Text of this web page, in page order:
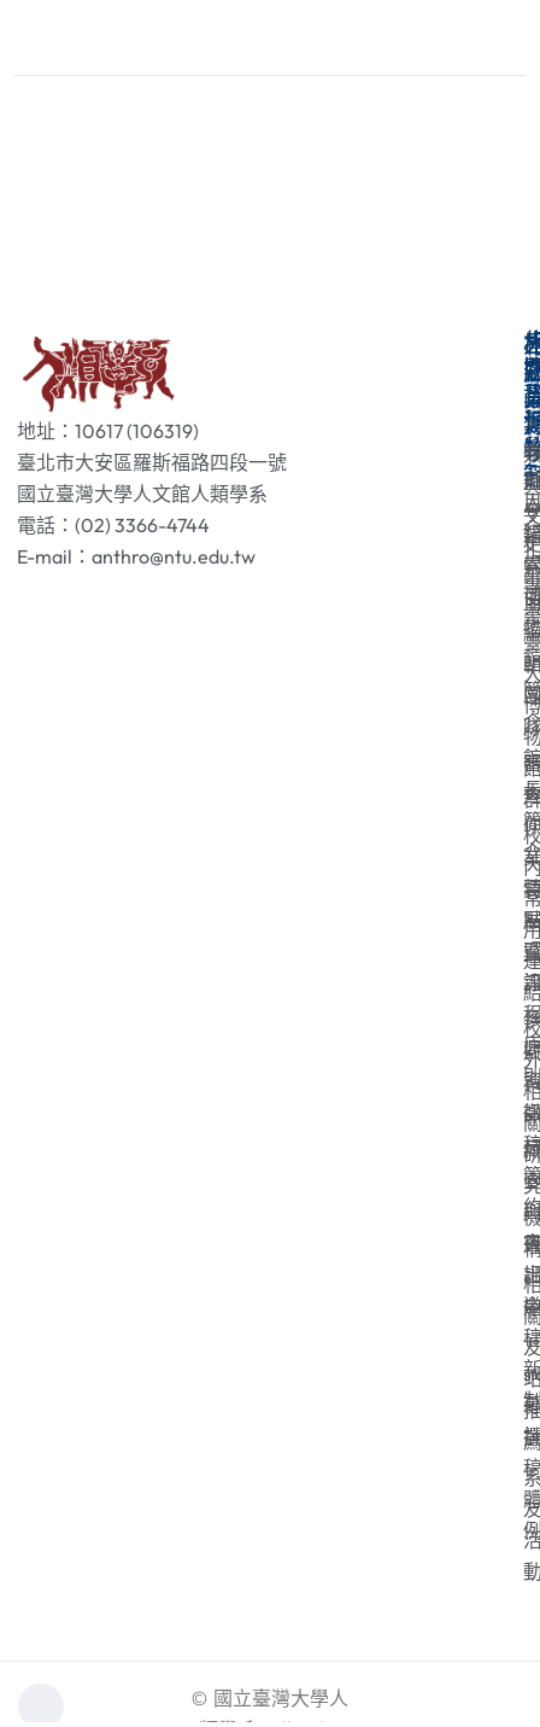
地址：10617 (106319)
臺北市大安區羅斯福路四段一號
國立臺灣大學人文館人類學系
電話：(02) 3366-4744
E-mail：anthro@ntu.edu.tw
© 國立臺灣大學人